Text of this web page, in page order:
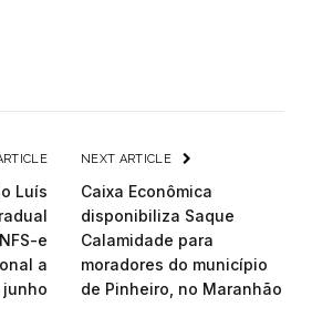
Luís
e
a
junho
NEXT ARTICLE
Caixa Econômica
disponibiliza Saque
Calamidade para
moradores do município
de Pinheiro, no Maranhão